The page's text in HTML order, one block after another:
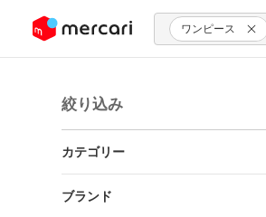
ツにスキップ ワンピース
絞り込み
カテゴリー
ブランド